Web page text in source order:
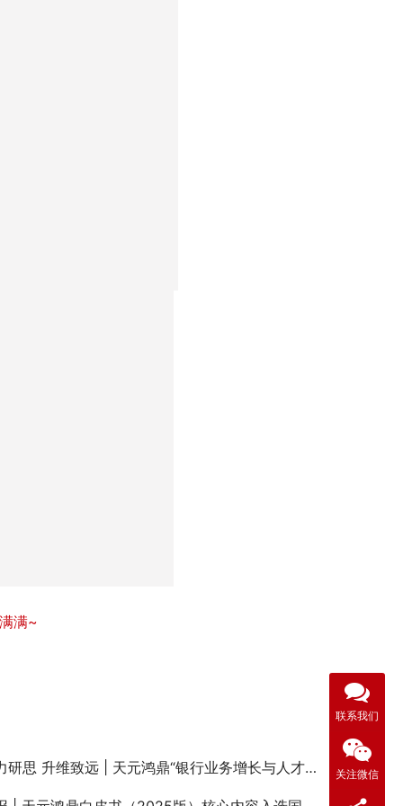
联系我们
关注微信